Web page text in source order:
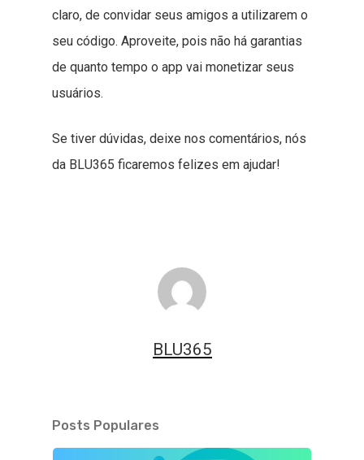
claro, de convidar seus amigos a utilizarem o
seu código. Aproveite, pois não há garantias
de quanto tempo o app vai monetizar seus
usuários.
Se tiver dúvidas, deixe nos comentários, nós
da BLU365 ficaremos felizes em ajudar!
BLU365
Posts Populares